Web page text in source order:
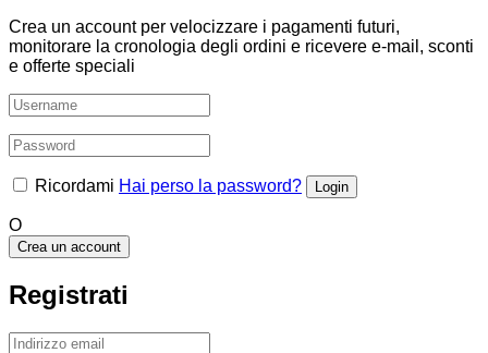
Crea un account per velocizzare i pagamenti futuri,
monitorare la cronologia degli ordini e ricevere e-mail, sconti
e offerte speciali
Ricordami Hai perso la password?
O
Crea un account
Registrati